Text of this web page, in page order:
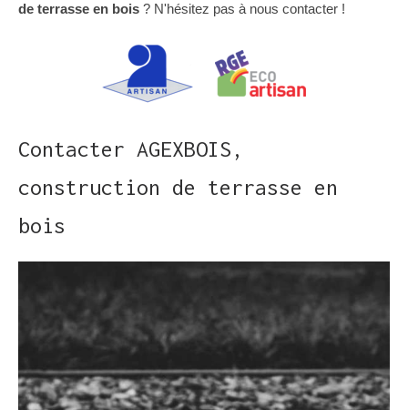
de terrasse en bois ? N'hésitez pas à nous contacter !
Contacter AGEXBOIS,
construction de terrasse en
bois